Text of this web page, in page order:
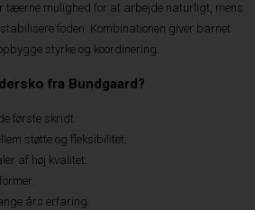
tæerne mulighed for at arbejde naturligt, mens
foden. Kombinationen giver barnet
styrke og koordinering.
fra Bundgaard?
første skridt.
støtte og fleksibilitet.
af høj kvalitet.
års erfaring.